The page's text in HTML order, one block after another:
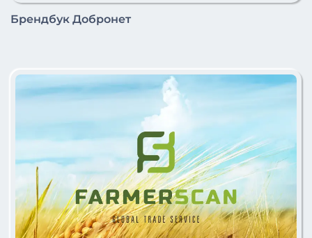
Брендбук Добронет